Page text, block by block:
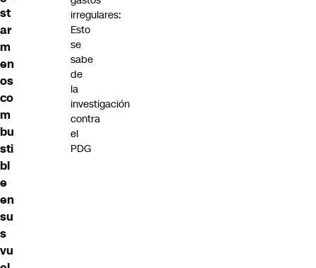
st
ar
m
en
os
co
m
bu
sti
bl
e
en
su
s
vu
irregulares:
Esto
se
sabe
de
la
investigación
contra
el
PDG